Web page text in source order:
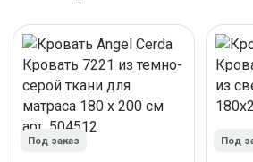
Под заказ Под